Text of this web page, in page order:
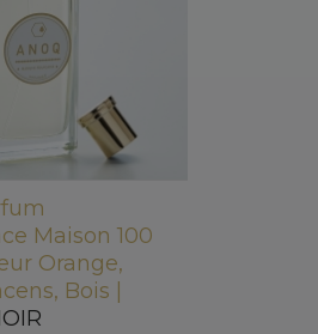
Maison 100
Orange,
Bois |